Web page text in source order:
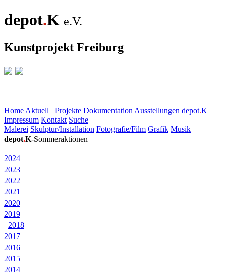
depot.K e.V.
Kunstprojekt Freiburg
Home Aktuell Projekte Dokumentation Ausstellungen depot.K
Impressum Kontakt Suche
Malerei Skulptur/Installation Fotografie/Film Grafik Musik
depot.K-Sommeraktionen
2024
2023
2022
2021
2020
2019
2018
2017
2016
2015
2014